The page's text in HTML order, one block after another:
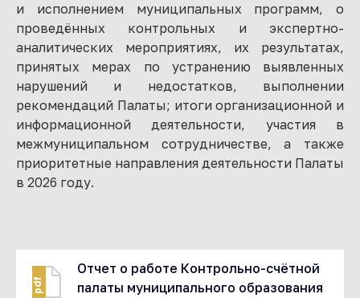
и исполнением муниципальных программ, о
проведённых контрольных и экспертно-
аналитических мероприятиях, их результатах,
принятых мерах по устранению выявленных
нарушений и недостатков, выполнении
рекомендаций Палаты; итоги организационной и
информационной деятельности, участия в
межмуниципальном сотрудничестве, а также
приоритетные направления деятельности Палаты
в 2026 году.
pdf
Отчет о работе Контрольно-счётной
палаты муниципального образования